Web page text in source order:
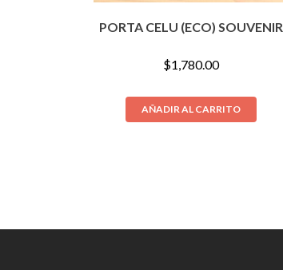
PORTA CELU (ECO) SOUVENIR
$1,780.00
AÑADIR AL CARRITO